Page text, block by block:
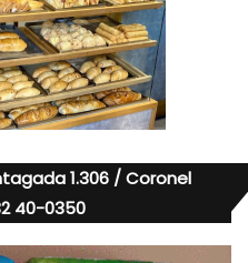
1.306 / Coronel
40-0350